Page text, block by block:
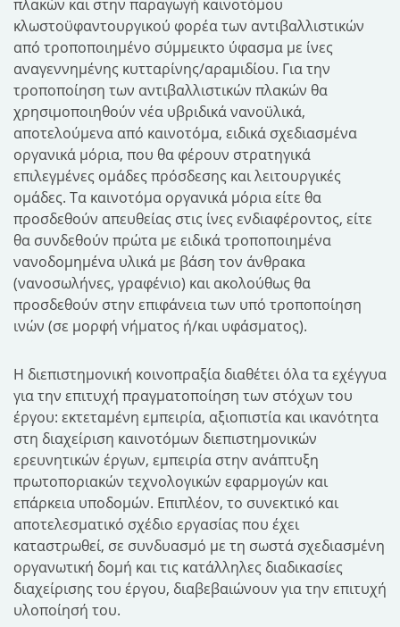
πλακών και στην παραγωγή καινοτόμου
κλωστοϋφαντουργικού φορέα των αντιβαλλιστικών
από τροποποιημένο σύμμεικτο ύφασμα με ίνες
αναγεννημένης κυτταρίνης/αραμιδίου. Για την
τροποποίηση των αντιβαλλιστικών πλακών θα
χρησιμοποιηθούν νέα υβριδικά νανοϋλικά,
αποτελούμενα από καινοτόμα, ειδικά σχεδιασμένα
οργανικά μόρια, που θα φέρουν στρατηγικά
επιλεγμένες ομάδες πρόσδεσης και λειτουργικές
ομάδες. Τα καινοτόμα οργανικά μόρια είτε θα
προσδεθούν απευθείας στις ίνες ενδιαφέροντος, είτε
θα συνδεθούν πρώτα με ειδικά τροποποιημένα
νανοδομημένα υλικά με βάση τον άνθρακα
(νανοσωλήνες, γραφένιο) και ακολούθως θα
προσδεθούν στην επιφάνεια των υπό τροποποίηση
ινών (σε μορφή νήματος ή/και υφάσματος).
Η διεπιστημονική κοινοπραξία διαθέτει όλα τα εχέγγυα
για την επιτυχή πραγματοποίηση των στόχων του
έργου: εκτεταμένη εμπειρία, αξιοπιστία και ικανότητα
στη διαχείριση καινοτόμων διεπιστημονικών
ερευνητικών έργων, εμπειρία στην ανάπτυξη
πρωτοποριακών τεχνολογικών εφαρμογών και
επάρκεια υποδομών. Επιπλέον, το συνεκτικό και
αποτελεσματικό σχέδιο εργασίας που έχει
καταστρωθεί, σε συνδυασμό με τη σωστά σχεδιασμένη
οργανωτική δομή και τις κατάλληλες διαδικασίες
διαχείρισης του έργου, διαβεβαιώνουν για την επιτυχή
υλοποίησή του.